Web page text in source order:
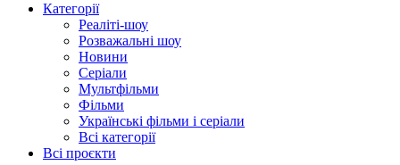
Категорії
Реаліті-шоу
Розважальні шоу
Новини
Серіали
Мультфільми
Фільми
Українські фільми і серіали
Всі категорії
Всі проєкти